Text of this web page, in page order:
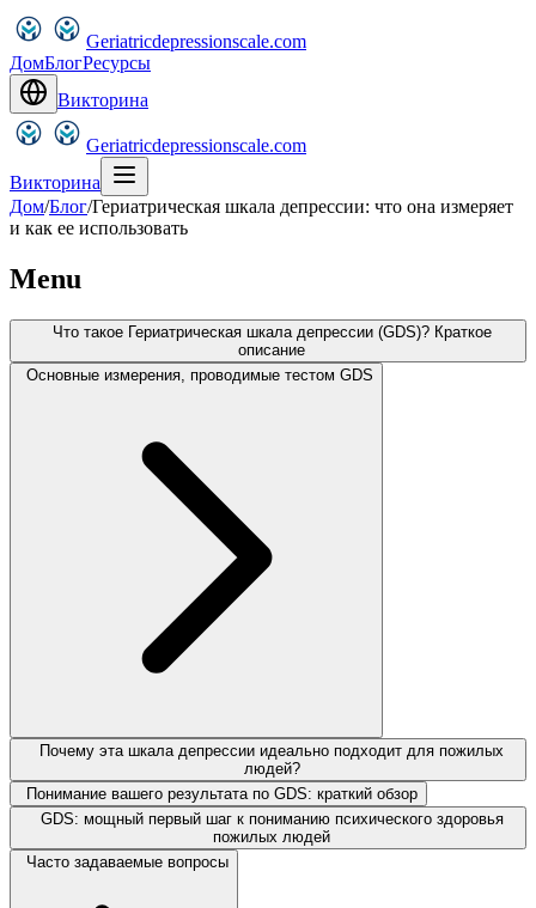
Geriatricdepressionscale.com
ДомБлогРесурсы
Викторина
Geriatricdepressionscale.com
Викторина
Дом/Блог/Гериатрическая шкала депрессии: что она измеряет
и как ее использовать
Menu
Что такое Гериатрическая шкала депрессии (GDS)? Краткое
описание
Основные измерения, проводимые тестом GDS
Почему эта шкала депрессии идеально подходит для пожилых
людей?
Понимание вашего результата по GDS: краткий обзор
GDS: мощный первый шаг к пониманию психического здоровья
пожилых людей
Часто задаваемые вопросы